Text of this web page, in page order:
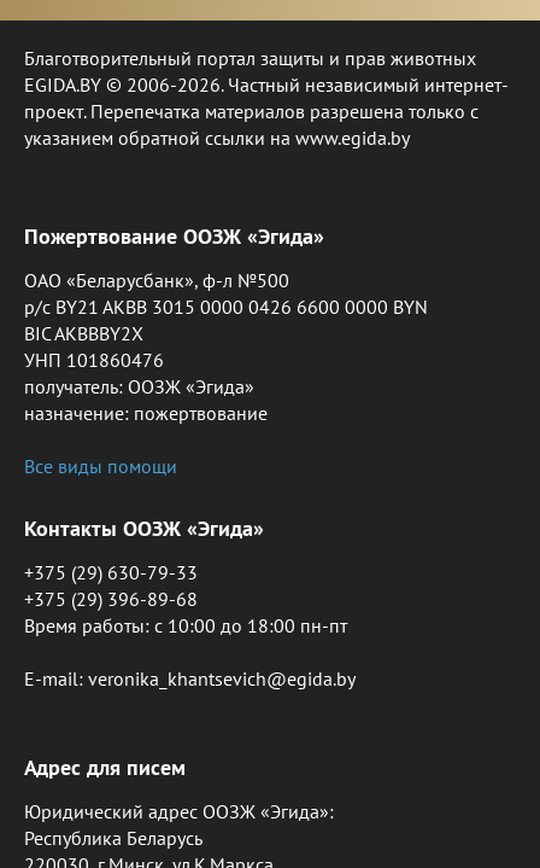
Благотворительный портал защиты и прав животных
EGIDA.BY © 2006-2026. Частный независимый интернет-
проект. Перепечатка материалов разрешена только с
указанием обратной ссылки на www.egida.by
Пожертвование ООЗЖ «Эгида»
ОАО «Беларусбанк», ф-л №500
р/с BY21 AKBB 3015 0000 0426 6600 0000 BYN
BIC AKBBBY2X
УНП 101860476
получатель: ООЗЖ «Эгида»
назначение: пожертвование
Все виды помощи
Контакты ООЗЖ «Эгида»
+375 (29) 630-79-33
+375 (29) 396-89-68
Время работы: c 10:00 до 18:00 пн-пт
E-mail: veronika_khantsevich@egida.by
Адрес для писем
Юридический адрес ООЗЖ «Эгида»:
Республика Беларусь